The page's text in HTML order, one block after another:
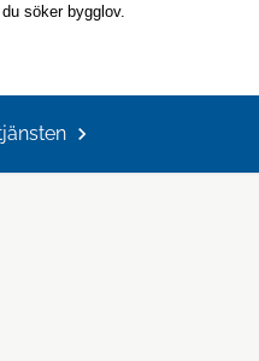
söker bygglov.